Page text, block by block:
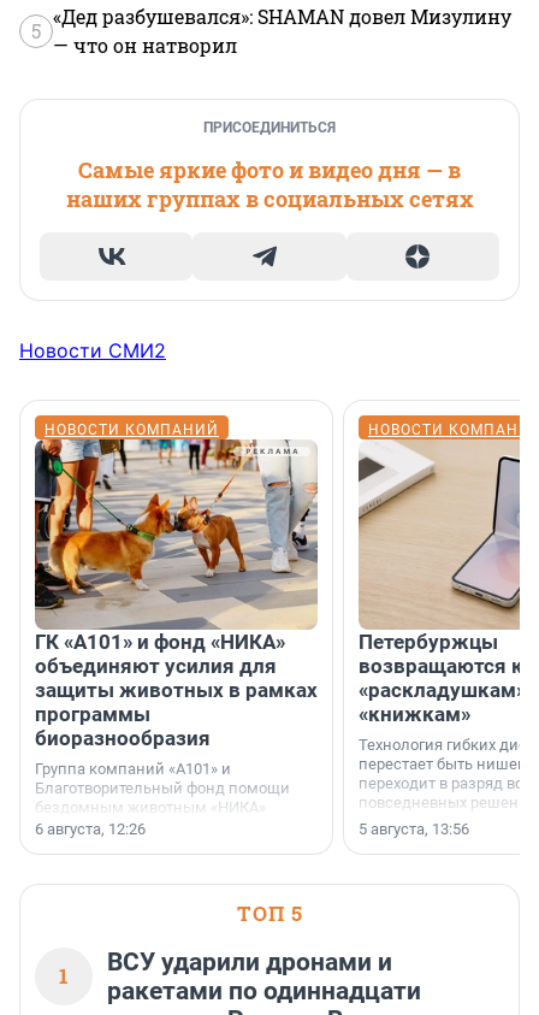
5
«Дед разбушевался»: SHAMAN довел Мизулину
— что он натворил
ПРИСОЕДИНИТЬСЯ
Самые яркие фото и видео дня — в
наших группах в социальных сетях
Новости СМИ2
НОВОСТИ КОМПАНИЙ
ГК «А101» и фонд «НИКА»
объединяют усилия для
защиты животных в рамках
программы
биоразнообразия
Группа компаний «А101» и
Благотворительный фонд помощи
бездомным животным «НИКА»
заключили соглашение о
6 августа, 12:26
НОВОСТИ
Петербуржцы
возвращаются к
«раскладушкам»
«книжкам»
Технология гибких
перестает быть
переходит в разряд
повседневных
5 августа, 13:56
ТОП 5
1
ВСУ ударили дронами и
ракетами по одиннадцати